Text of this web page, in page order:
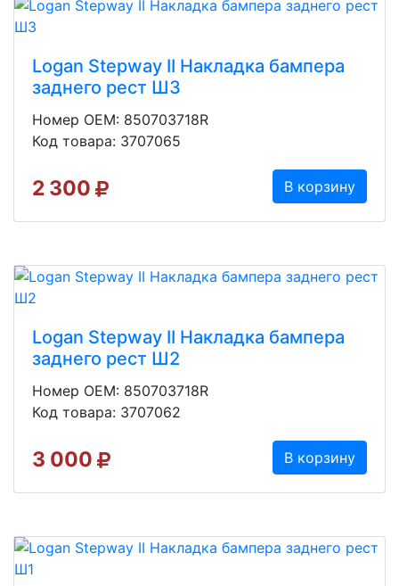
Logan Stepway II Накладка бампера
заднего рест Ш3
Номер OEM: 850703718R
Код товара: 3707065
2 300 В корзину
Logan Stepway II Накладка бампера
заднего рест Ш2
Номер OEM: 850703718R
Код товара: 3707062
3 000 В корзину